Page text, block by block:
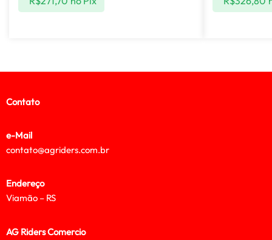
Contato
e-Mail
contato@agriders.com.br
Endereço
Viamão – RS
AG Riders Comercio